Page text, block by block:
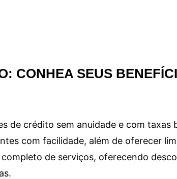
CONHEA SEUS
de crédito sem anuidade e com taxas
com facilidade, além de oferecer
de serviços, oferecendo